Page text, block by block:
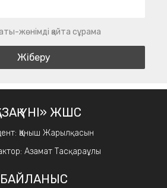
жөнімді қайта сұрама
ҮНІ» ЖШС
Қаныш Жарылқасын
Азамат Тасқараұлы
БАЙЛАНЫС